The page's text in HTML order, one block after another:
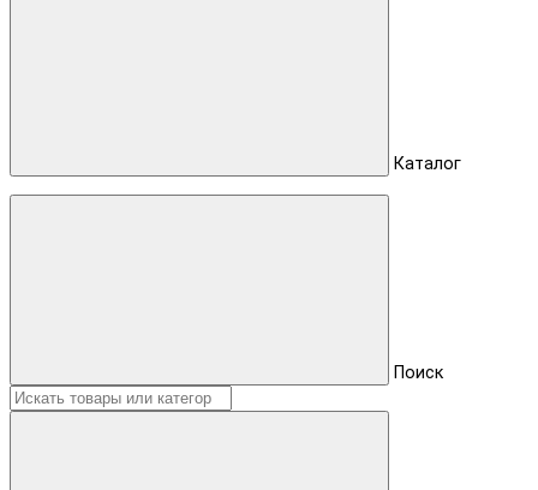
Каталог
Поиск